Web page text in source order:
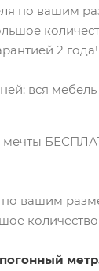
по вашим
2 года!
вся
мечты
по вашим